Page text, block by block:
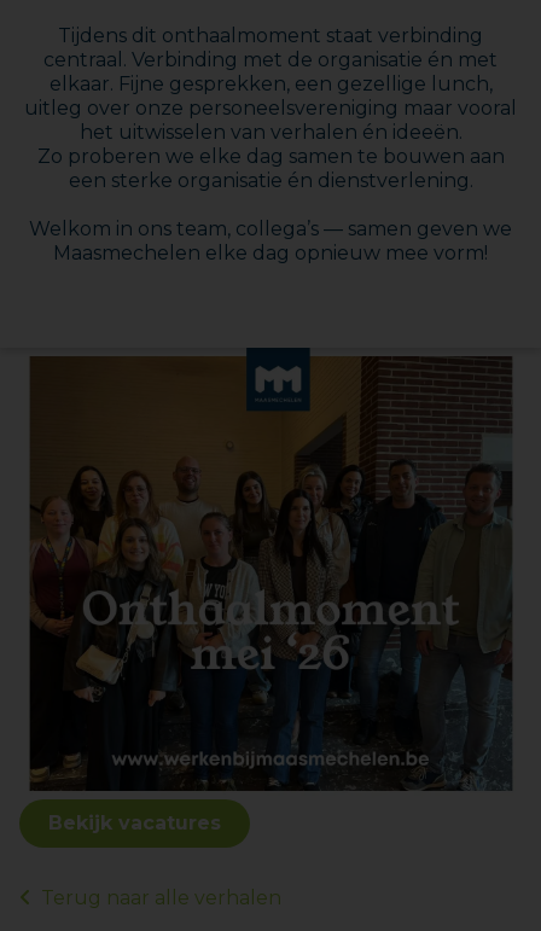
Tijdens dit onthaalmoment staat verbinding
centraal. Verbinding met de organisatie én met
elkaar. Fijne gesprekken, een gezellige lunch,
uitleg over onze personeelsvereniging maar vooral
het uitwisselen van verhalen én ideeën.
Zo proberen we elke dag samen te bouwen aan
een sterke organisatie én dienstverlening.
Welkom in ons team, collega’s — samen geven we
Maasmechelen elke dag opnieuw mee vorm!
Bekijk vacatures
Terug naar alle verhalen